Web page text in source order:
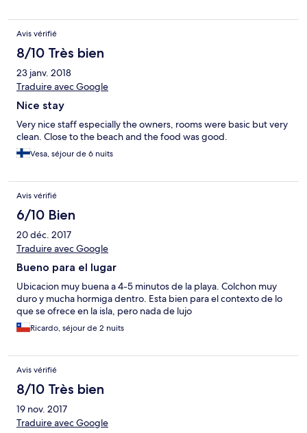
Avis vérifié
8/10 Très bien
23 janv. 2018
Traduire avec Google
Nice stay
Very nice staff especially the owners, rooms were basic but very
clean. Close to the beach and the food was good.
Vesa, séjour de 6 nuits
Avis vérifié
6/10 Bien
20 déc. 2017
Traduire avec Google
Bueno para el lugar
Ubicacion muy buena a 4-5 minutos de la playa. Colchon muy
duro y mucha hormiga dentro. Esta bien para el contexto de lo
que se ofrece en la isla, pero nada de lujo
Ricardo, séjour de 2 nuits
Avis vérifié
8/10 Très bien
19 nov. 2017
Traduire avec Google